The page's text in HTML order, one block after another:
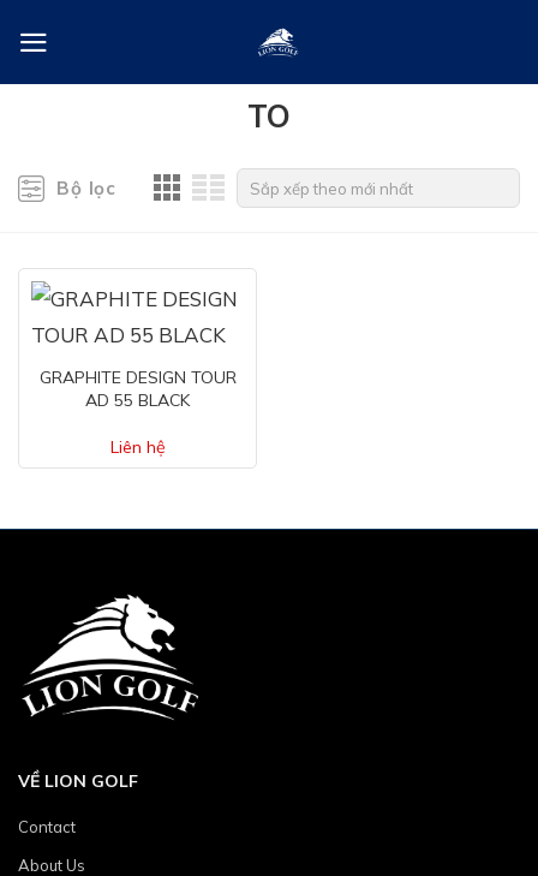
content
TO
Bộ lọc
GRAPHITE DESIGN TOUR
AD 55 BLACK
Liên hệ
VỀ LION GOLF
Contact
About Us